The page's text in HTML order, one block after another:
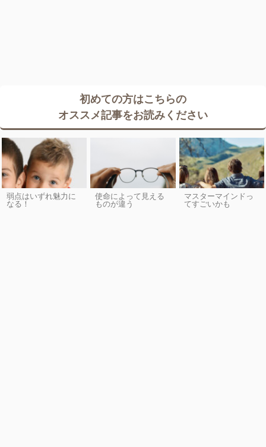
初めての方はこちらの
オススメ記事をお読みください
弱点はいずれ魅力に
なる！
使命によって見える
ものが違う
マスターマインドっ
てすごいかも